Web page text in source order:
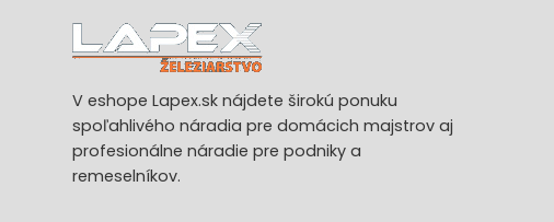
V eshope Lapex.sk nájdete širokú ponuku
spoľahlivého náradia pre domácich majstrov aj
profesionálne náradie pre podniky a
remeselníkov.